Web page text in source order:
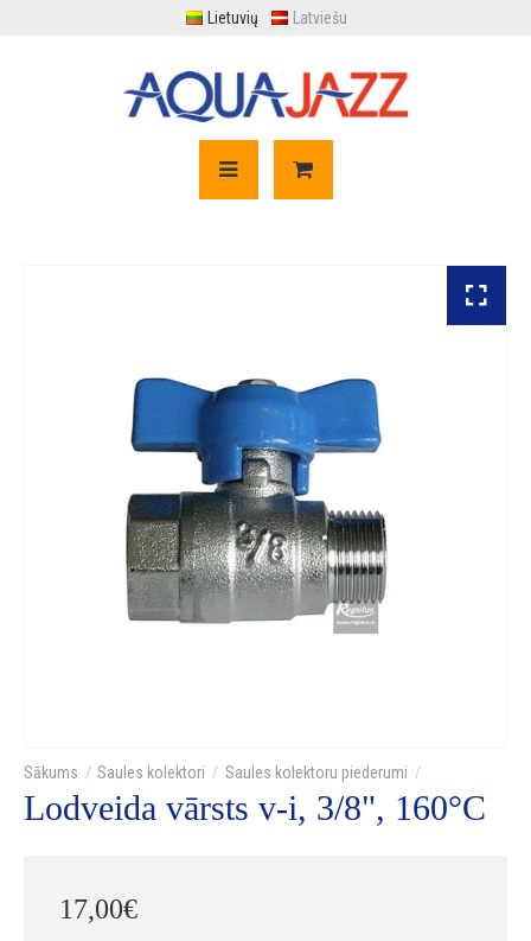
Lietuvių Latviešu
Saules kolektori Saules kolektoru piederumi
Lodveida vārsts v-i, 3/8", 160°C
17,00€